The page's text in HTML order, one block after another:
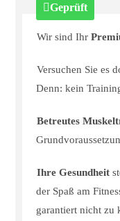
Geprüft
Wir sind Ihr
Versuchen Sie es
Denn: kein
Betreutes
Ihre Gesundheit
der Spaß am
garantiert nicht zu